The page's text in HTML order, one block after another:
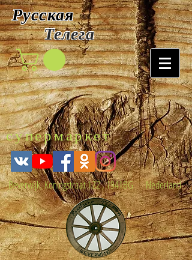
Русская
Телега
супермаркет
Beverwijk, Koningstraat 122 , 1941BG Nederland